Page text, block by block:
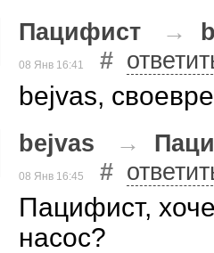
Пацифист →
08 Янв 16:41 #
bejvas,
bejvas →
08 Янв 16:45 #
Пацифист,
насос?